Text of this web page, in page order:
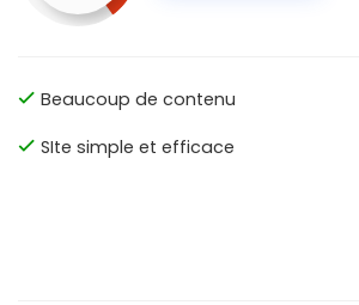
Beaucoup de contenu
SIte simple et efficace